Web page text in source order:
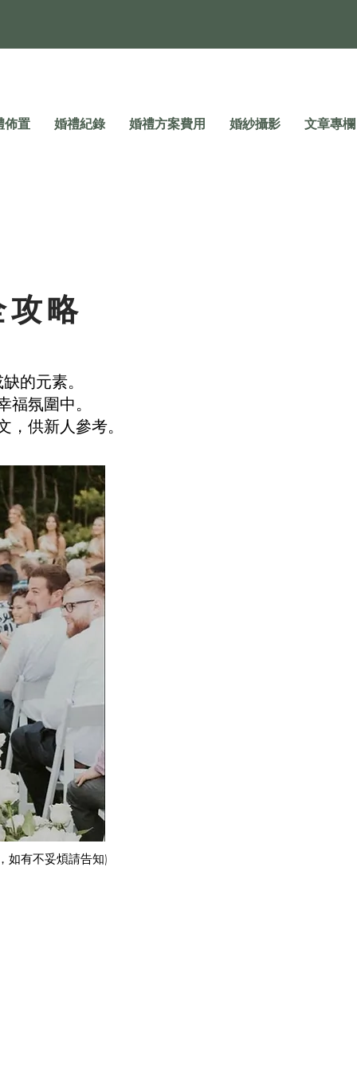
佈置 婚禮紀錄 婚禮方案費用 婚紗攝影 文章專欄
略
的元素。
氛圍中。
供新人參考。
如有不妥煩請告知)